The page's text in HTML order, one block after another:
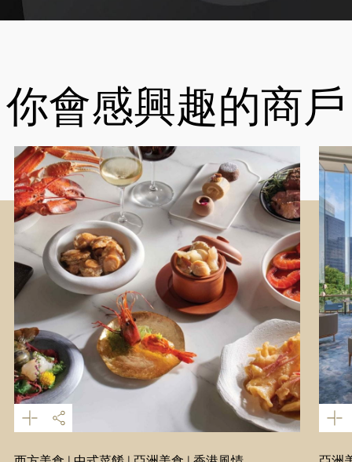
你會感興趣的商戶